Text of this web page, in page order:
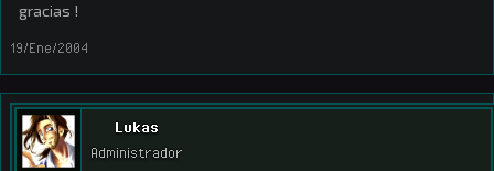
gracias !
19/Ene/2004
Lukas
Administrador